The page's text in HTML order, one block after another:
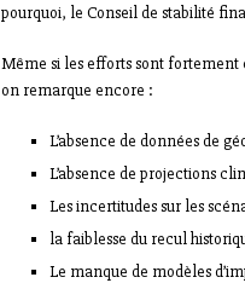
pourquoi, le Conseil de stabilité
Même si les efforts sont
on remarque encore :
L’absence de données de
L’absence de projections
Les incertitudes sur les
la faiblesse du recul
Le manque de modèles